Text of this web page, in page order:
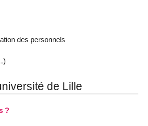
des personnels
de Lille
?